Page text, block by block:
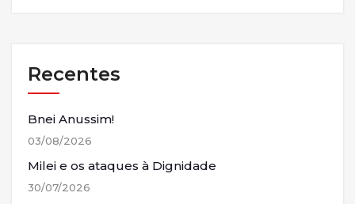
Recentes
Bnei Anussim!
03/08/2026
Milei e os ataques à Dignidade
30/07/2026